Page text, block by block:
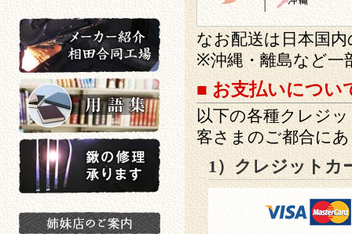
メーカー紹介相田合同工場
用語集
なお配送は日本国
※沖縄・離島など一
■ お支払いについ
以下の各種クレジ
客さまのご都合に
1）クレジットカ